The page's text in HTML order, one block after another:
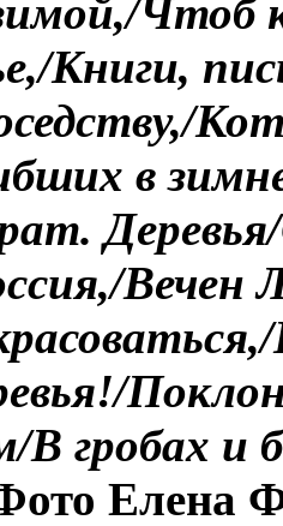
Чтоб
Книги,
в
Вечен
гробах и
Елена